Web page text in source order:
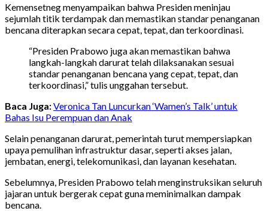
Kemensetneg menyampaikan bahwa Presiden meninjau
sejumlah titik terdampak dan memastikan standar penanganan
bencana diterapkan secara cepat, tepat, dan terkoordinasi.
“Presiden Prabowo juga akan memastikan bahwa
langkah-langkah darurat telah dilaksanakan sesuai
standar penanganan bencana yang cepat, tepat, dan
terkoordinasi,” tulis unggahan tersebut.
Baca Juga:Veronica Tan Luncurkan ‘Wamen’s Talk’ untuk
Bahas Isu Perempuan dan Anak
Selain penanganan darurat, pemerintah turut mempersiapkan
upaya pemulihan infrastruktur dasar, seperti akses jalan,
jembatan, energi, telekomunikasi, dan layanan kesehatan.
Sebelumnya, Presiden Prabowo telah menginstruksikan seluruh
jajaran untuk bergerak cepat guna meminimalkan dampak
bencana.